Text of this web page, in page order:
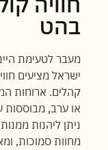
בהט
מעבר לטעימת
ישראל מציעים
קהלים. ארוחות
או ערב, מבוססות
ניתן ליהנות
מחוות סמוכות,